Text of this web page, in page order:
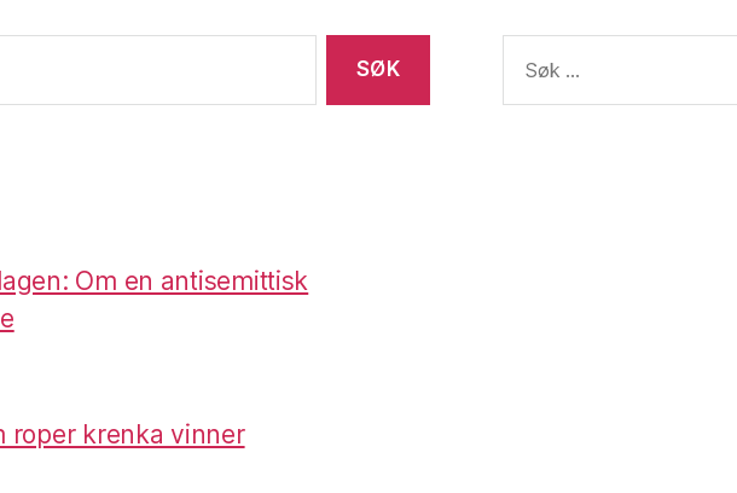
Om en antisemittisk
roper krenka vinner
etter: